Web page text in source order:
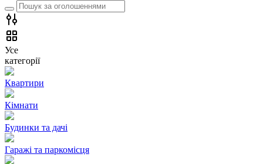
Усе
категорії
Квартири
Кімнати
Будинки та дачі
Гаражі та паркомісця